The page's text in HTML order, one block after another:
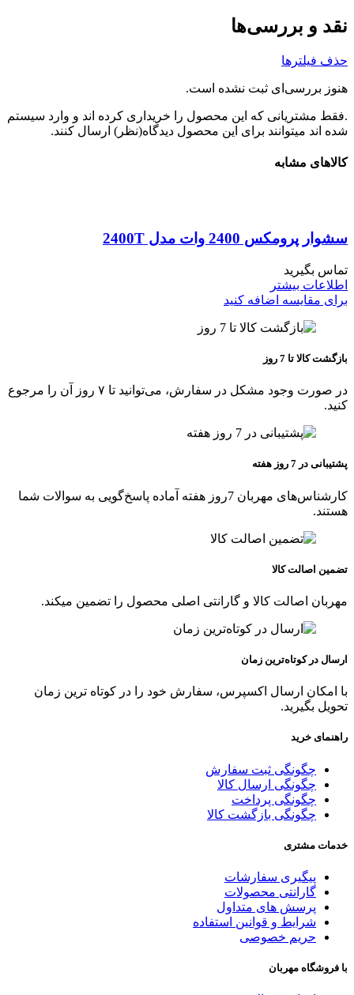
نقد و بررسی‌ها
حذف فیلترها
هنوز بررسی‌ای ثبت نشده است.
.فقط مشتریانی که این محصول را خریداری کرده اند و وارد سیستم
شده اند میتوانند برای این محصول دیدگاه(نظر) ارسال کنند.
کالاهای مشابه
سشوار پرومکس 2400 وات مدل 2400T
تماس بگیرید
اطلاعات بیشتر
برای مقایسه اضافه کنید
بازگشت کالا تا 7 روز
در صورت وجود مشکل در سفارش، می‌توانید تا ۷ روز آن را مرجوع
کنید.
پشتیبانی در 7 روز هفته
کارشناس‌های مهربان 7روز هفته آماده پاسخ‌گویی به سوالات شما
هستند.
تضمین اصالت کالا
مهربان اصالت کالا و گارانتی اصلی محصول را تضمین میکند.
ارسال در کوتاه‌ترین زمان
با امکان ارسال اکسپرس، سفارش خود را در کوتاه ترین زمان
تحویل بگیرید.
راهنمای خرید
چگونگی ثبت سفارش
چگونگی ارسال کالا
چگونگی پرداخت
چگونگی بازگشت کالا
خدمات مشتری
پیگیری سفارشات
گارانتی محصولات
پرسش های متداول
شرایط و قوانین استفاده
حریم خصوصی
با فروشگاه مهربان